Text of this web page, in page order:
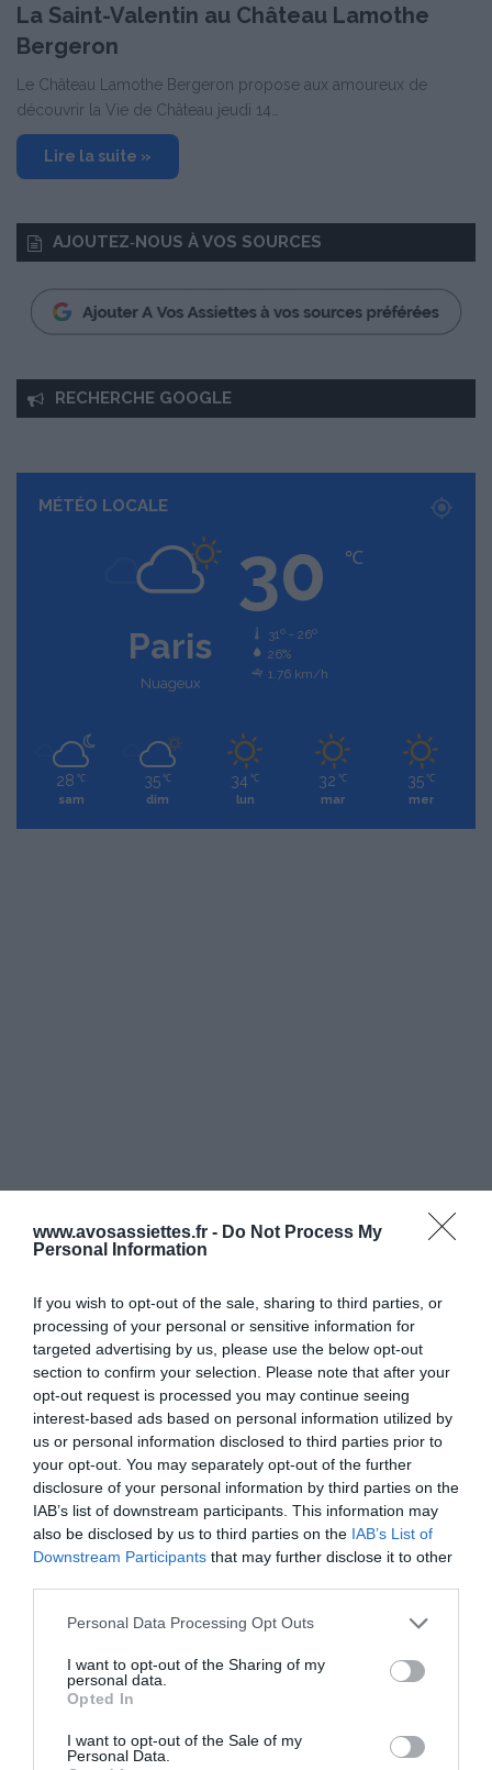
www.avosassiettes.fr - Do Not Process My
Personal Information
If you wish to opt-out of the sale, sharing to third parties, or
processing of your personal or sensitive information for
targeted advertising by us, please use the below opt-out
section to confirm your selection. Please note that after your
opt-out request is processed you may continue seeing
interest-based ads based on personal information utilized by
us or personal information disclosed to third parties prior to
your opt-out. You may separately opt-out of the further
disclosure of your personal information by third parties on the
IAB’s list of downstream participants. This information may
also be disclosed by us to third parties on the IAB’s List of
Downstream Participants that may further disclose it to other
Please note that this website/app uses one or more Google
not limited to your visit or usage behaviour. You may click to
grant or deny consent to Google and its third-party tags to
use your data for below specified purposes in below Google
consent section.
Personal Data Processing Opt Outs
I want to opt-out of the Sharing of my
personal data.
Opted In
I want to opt-out of the Sale of my
Personal Data.
La Saint-Valentin au Château Lamothe
Bergeron
Le Château Lamothe Bergeron propose aux amoureux de
découvrir la Vie de Château jeudi 14…
Lire la suite »
AJOUTEZ‑NOUS À VOS SOURCES
RECHERCHE GOOGLE
MÉTÉO LOCALE
Paris
Nuageux
30 ℃
31º - 26º
26%
1.76 km/h
28 ℃
sam
35 ℃
dim
34 ℃
lun
32 ℃
mar
35 ℃
mer
CONNEXION
Mot de passe oublié ?
Se souvenir de moi
Vous n'avez pas de compte ?